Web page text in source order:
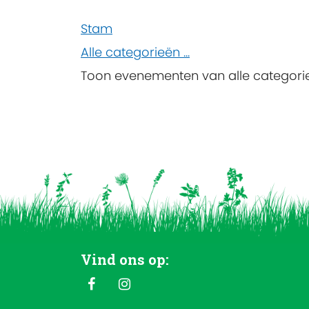
Stam
Alle categorieën ...
Toon evenementen van alle
Vind ons op: